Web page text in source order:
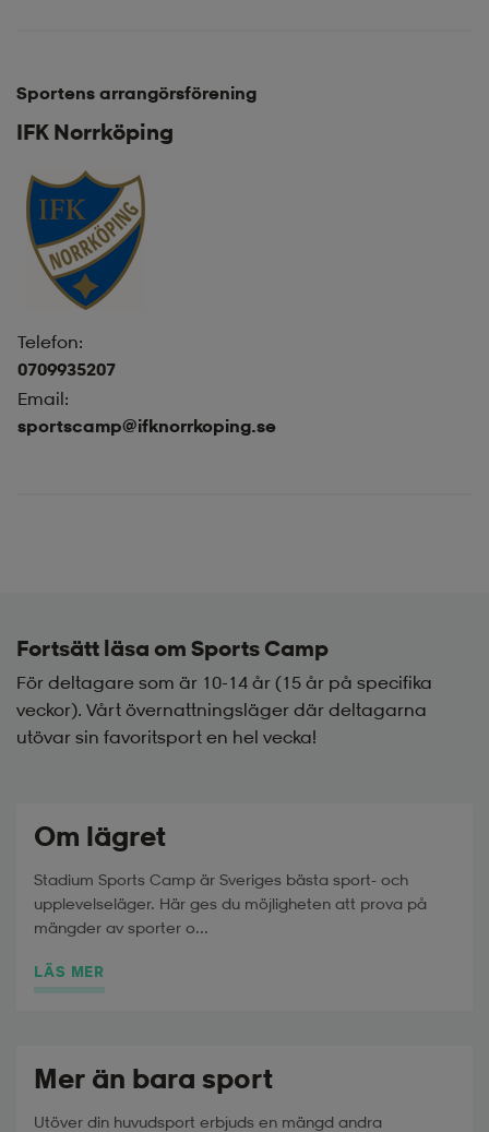
Sportens arrangörsförening
IFK Norrköping
Telefon:
0709935207
Email:
sportscamp@ifknorrkoping.se
Fortsätt läsa om Sports Camp
För deltagare som är 10-14 år (15 år på specifika
veckor). Vårt övernattningsläger där deltagarna
utövar sin favoritsport en hel vecka!
Om lägret
Stadium Sports Camp är Sveriges bästa sport- och
upplevelseläger. Här ges du möjligheten att prova på
mängder av sporter o...
LÄS MER
Mer än bara sport
Utöver din huvudsport erbjuds en mängd andra